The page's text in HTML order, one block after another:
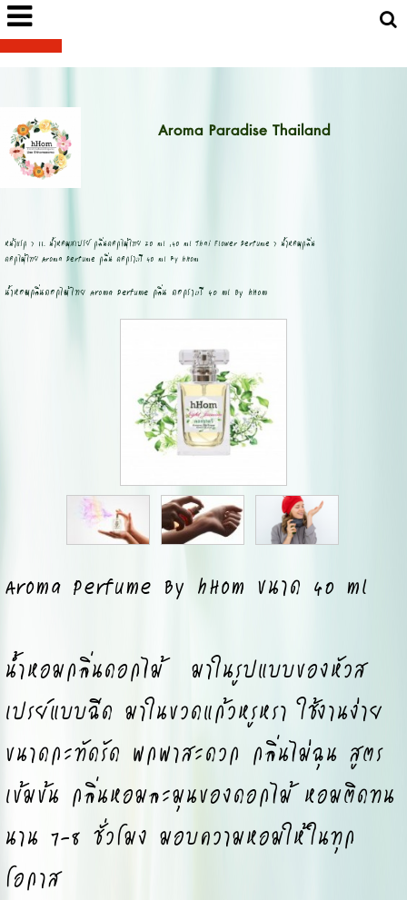
Aroma Paradise Thailand
หน้าแรก > 11. น้ำหอมสเปรย์ กลิ่นดอกไม้ไทย 20 ml ,40 ml Thai Flower Perfume > น้ำหอมกลิ่น
ดอกไม้ไทย Aroma Perfume กลิ่น ดอกราตรี 40 ml By hHom
น้ำหอมกลิ่นดอกไม้ไทย Aroma Perfume กลิ่น ดอกราตรี 40 ml By hHom
Aroma Perfume By hHom ขนาด 40 ml
น้ำหอมกลิ่นดอกไม้ มาในรูปแบบของหัวส
เปรย์แบบฉีด มาในขวดแก้วหรูหรา ใช้งานง่าย
ขนาดกะทัดรัด พกพาสะดวก กลิ่นไม่ฉุน สูตร
เข้มข้น กลิ่นหอมละมุนของดอกไม้ หอมติดทน
นาน 7-8 ชั่วโมง มอบความหอมให้ในทุก
โอกาส